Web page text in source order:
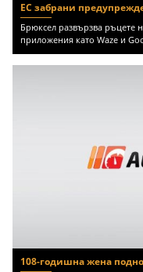
ЕС забрани
Брюксел развързва ръцете
приложения като Waze и
108-годишна жена